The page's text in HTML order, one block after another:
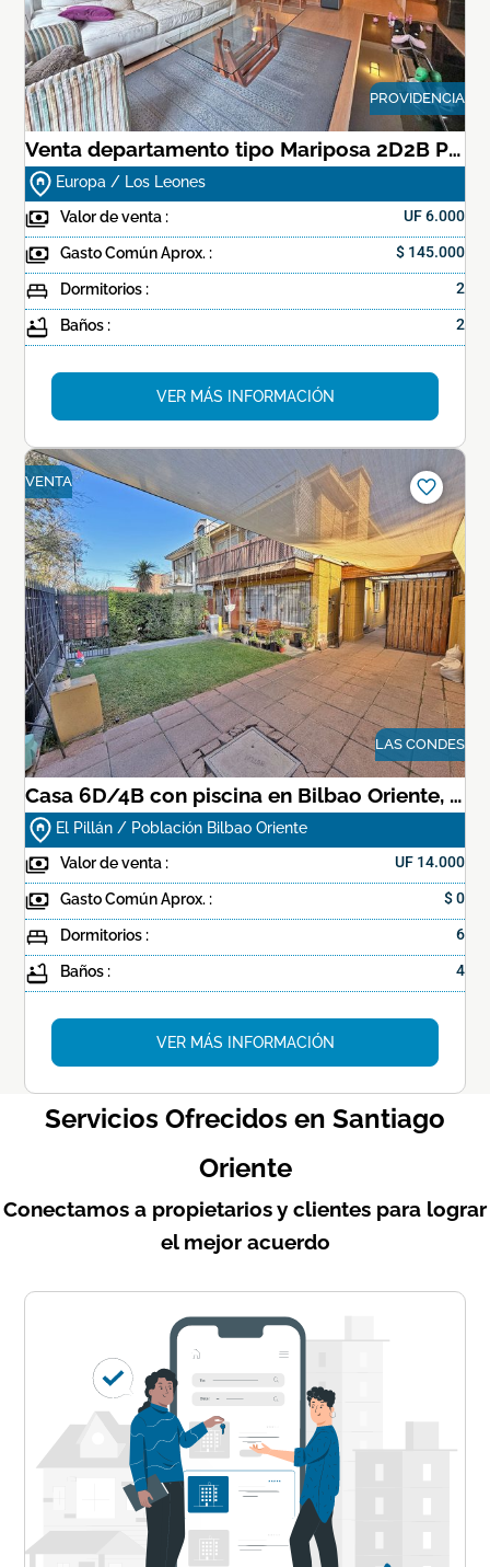
PROVIDENCIA
Venta departamento tipo Mariposa 2D2B Providencia
Europa / Los Leones
Valor de venta :
UF6.000
Gasto Común Aprox. :
$ 145.000
Dormitorios :
2
Baños :
2
VER MÁS INFORMACIÓN
VENTA
LAS CONDES
Casa 6D/4B con piscina en Bilbao Oriente, Las Condes
El Pillán / Población Bilbao Oriente
Valor de venta :
UF 14.000
Gasto Común Aprox. :
$ 0
Dormitorios :
6
Baños :
4
VER MÁS INFORMACIÓN
Servicios Ofrecidos en Santiago
Oriente
Conectamos a propietarios y clientes para lograr
el mejor acuerdo